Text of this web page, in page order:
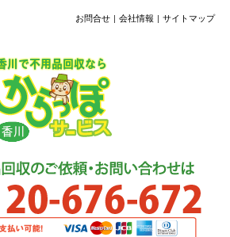
お問合せ 会社情報 サイトマップ